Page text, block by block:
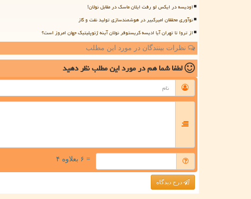
اودیسه در ایکس لو رفت ایلان ماسک در مقابل نولان!
نوآوری محققان امیرکبیر در هوشمندسازی تولید نفت و گاز
از تروا تا تهران آیا ادیسه کریستوفر نولان آینه ژئوپلیتیک جهان امروز است؟
نظرات بینندگان در مورد این مطلب
لطفا شما همدر مورد این مطلبنظر دهید
= ۶ بعلاوه ۴
درج دیدگاه